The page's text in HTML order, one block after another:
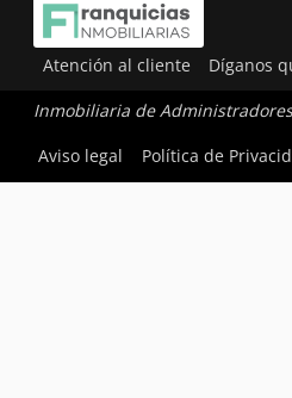
Atención al cliente Díganos
Inmobiliaria de
Aviso legal
Política de